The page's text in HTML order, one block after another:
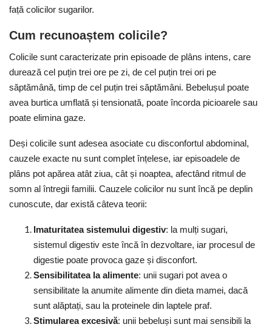
față colicilor sugarilor.
Cum recunoaștem colicile?
Colicile sunt caracterizate prin episoade de plâns intens, care
durează cel puțin trei ore pe zi, de cel puțin trei ori pe
săptămână, timp de cel puțin trei săptămâni. Bebelușul poate
avea burtica umflată și tensionată, poate încorda picioarele sau
poate elimina gaze.
Deși colicile sunt adesea asociate cu disconfortul abdominal,
cauzele exacte nu sunt complet înțelese, iar episoadele de
plâns pot apărea atât ziua, cât și noaptea, afectând ritmul de
somn al întregii familii. Cauzele colicilor nu sunt încă pe deplin
cunoscute, dar există câteva teorii:
Imaturitatea sistemului digestiv: la mulți sugari,
sistemul digestiv este încă în dezvoltare, iar procesul de
digestie poate provoca gaze și disconfort.
Sensibilitatea la alimente: unii sugari pot avea o
sensibilitate la anumite alimente din dieta mamei, dacă
sunt alăptați, sau la proteinele din laptele praf.
Stimularea excesivă: unii bebeluși sunt mai sensibili la